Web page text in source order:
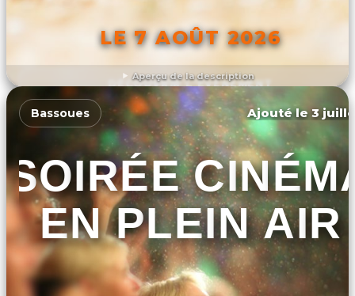
Aperçu de la description
LE 7 AOÛT 2026
DÉCOUVRIR L'ÉVÉNEMENT
Bassoues Ajouté le 3
SOIRÉE
EN PLEIN AIR